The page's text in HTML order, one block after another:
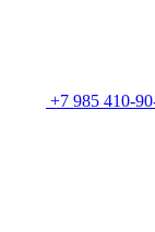
+7 985 410-